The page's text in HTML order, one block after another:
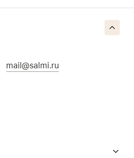
mail@salmi.ru